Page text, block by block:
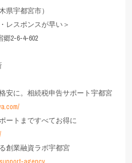
県宇都宮市）
レスポンスが早い＞
郷2-6-4-602
安に。相続税申告サポート宇都宮
ートまですべてお得に
創業融資ラボ宇都宮